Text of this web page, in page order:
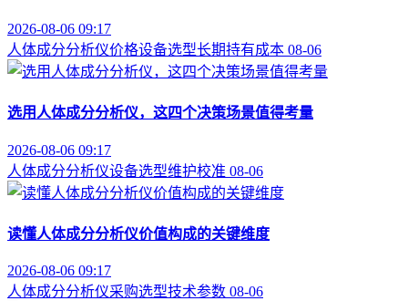
2026-08-06 09:17
人体成分分析仪价格设备选型长期持有成本 08-06
选用人体成分分析仪，这四个决策场景值得考量
2026-08-06 09:17
人体成分分析仪设备选型维护校准 08-06
读懂人体成分分析仪价值构成的关键维度
2026-08-06 09:17
人体成分分析仪采购选型技术参数 08-06